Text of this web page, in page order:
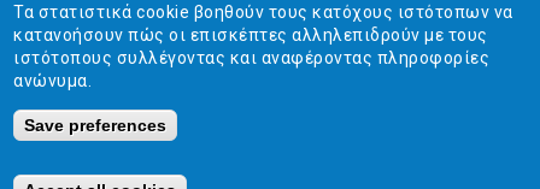
5+2 Δευ - Πεμ:10:00 πμ - 2:00 μμ
Σάβ - Κυρ: Κλειστά
Τα στατιστικά cookie βοηθούν τους κατόχους ιστότοπων να
κατανοήσουν πώς οι επισκέπτες αλληλεπιδρούν με τους
ιστότοπους συλλέγοντας και αναφέροντας πληροφορίες
ανώνυμα.
Save preferences